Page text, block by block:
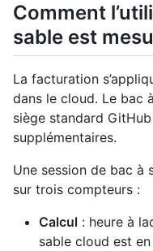
Comment
sable est
La facturation
dans le cloud. Le bac
siège standard
supplémentaires.
Une session de bac à
sur trois compteurs :
Calcul : heure à
sable cloud est